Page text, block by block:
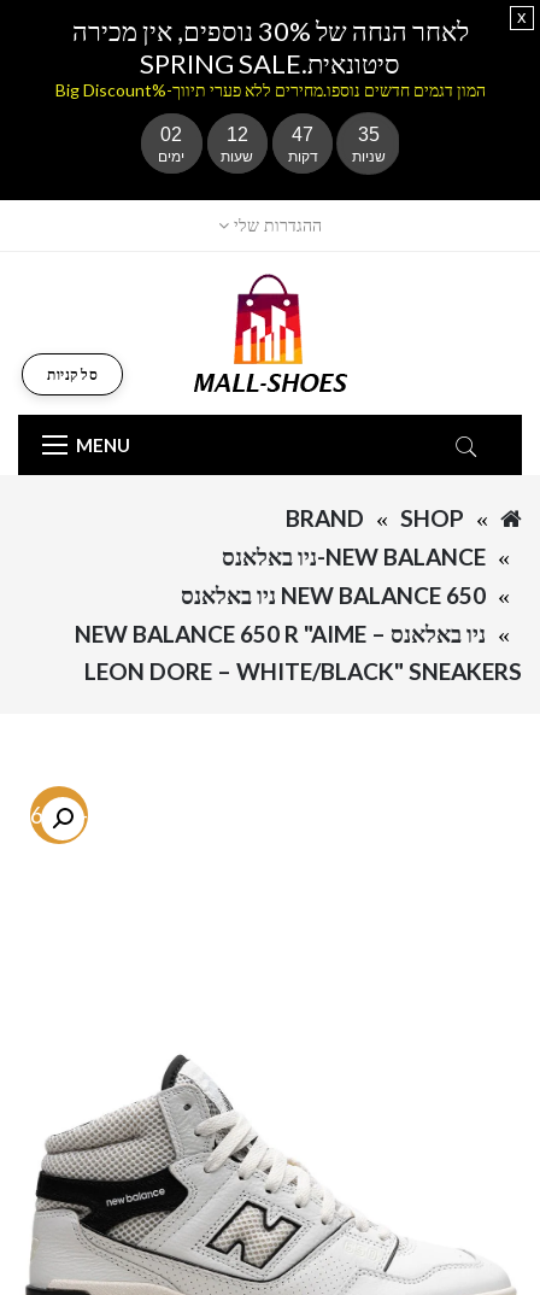
ההגדרות שלי
MENU
סל קניות
SHOP
BRAND
NEW BALANCE-ניו באלאנס
NEW BALANCE 650 ניו באלאנס
ניו באלאנס – NEW BALANCE 650 R "AIME
LEON DORE – WHITE/BLACK" SNEAKERS
-56.6%
לאחר הנחה של 30% נוספים, אין מכירה
סיטונאית.SPRING SALE
המון דגמים חדשים נוספו.מחירים ללא פערי תיווך-%Big Discount
02
ימים
12
שעות
47
דקות
35
שניות
x